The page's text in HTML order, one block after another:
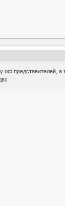
представителей,